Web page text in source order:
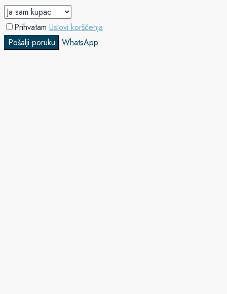
Prihvatam Uslovi koršćenja
Pošalji poruku
WhatsApp